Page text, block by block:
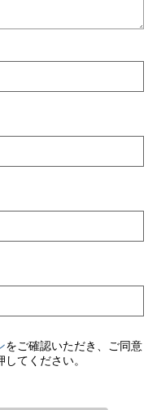
をご確認いただき、ご同意
てください。